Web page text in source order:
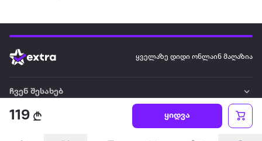
119 ყიდვა
ყველაზე დიდი ონლაინ მაღაზია
ჩვენ შესახებ
წესები და პირობები